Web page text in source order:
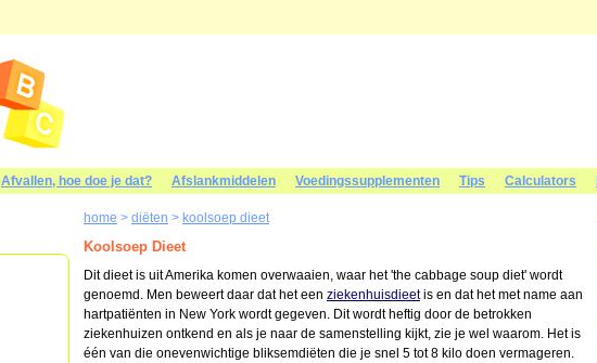
Afvallen, hoe doe je dat? Afslankmiddelen Voedingssupplementen Tips Calculators
home > diëten > koolsoep dieet
Koolsoep Dieet
Dit dieet is uit Amerika komen overwaaien, waar het 'the cabbage soup diet' wordt
genoemd. Men beweert daar dat het een ziekenhuisdieetis en dat het met name aan
hartpatiënten in New York wordt gegeven. Dit wordt heftig door de betrokken
ziekenhuizen ontkend en als je naar de samenstelling kijkt, zie je wel waarom. Het is
één van die onevenwichtige bliksemdiëten die je snel 5 tot 8 kilo doen vermageren.